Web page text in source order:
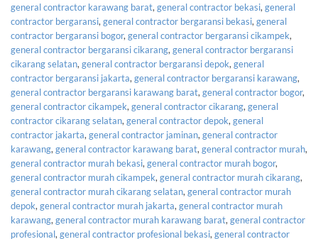
general contractor karawang barat, general contractor bekasi, general
contractor bergaransi, general contractor bergaransi bekasi, general
contractor bergaransi bogor, general contractor bergaransi cikampek,
general contractor bergaransi cikarang, general contractor bergaransi
cikarang selatan, general contractor bergaransi depok, general
contractor bergaransi jakarta, general contractor bergaransi karawang,
general contractor bergaransi karawang barat, general contractor bogor,
general contractor cikampek, general contractor cikarang, general
contractor cikarang selatan, general contractor depok, general
contractor jakarta, general contractor jaminan, general contractor
karawang, general contractor karawang barat, general contractor murah,
general contractor murah bekasi, general contractor murah bogor,
general contractor murah cikampek, general contractor murah cikarang,
general contractor murah cikarang selatan, general contractor murah
depok, general contractor murah jakarta, general contractor murah
karawang, general contractor murah karawang barat, general contractor
profesional, general contractor profesional bekasi, general contractor